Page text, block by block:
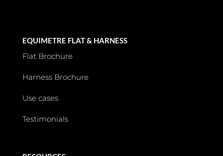
EQUIMETRE FLAT & HARNESS
Flat Brochure
Harness Brochure
Use cases
Testimonials